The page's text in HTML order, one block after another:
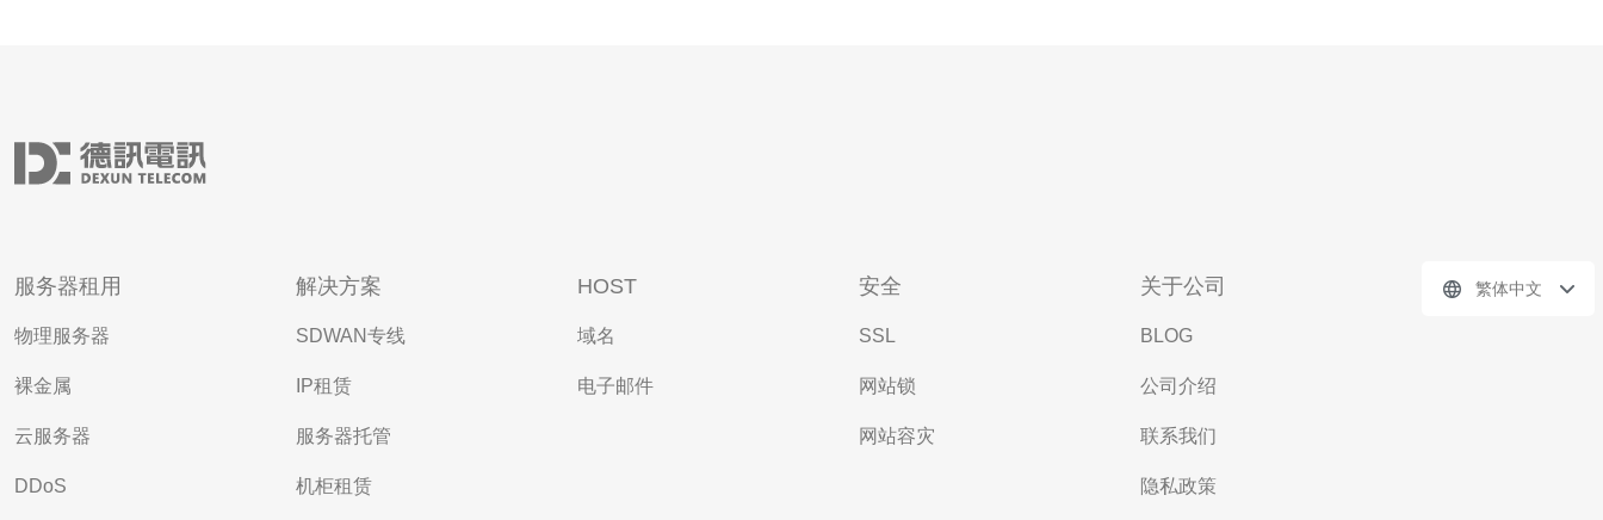
服务器租用
物理服务器
裸金属
云服务器
DDoS
解决方案
SDWAN专线
IP租赁
服务器托管
机柜租赁
HOST
域名
电子邮件
安全
SSL
网站锁
网站容灾
关于公司
BLOG
公司介绍
联系我们
隐私政策
繁体中文